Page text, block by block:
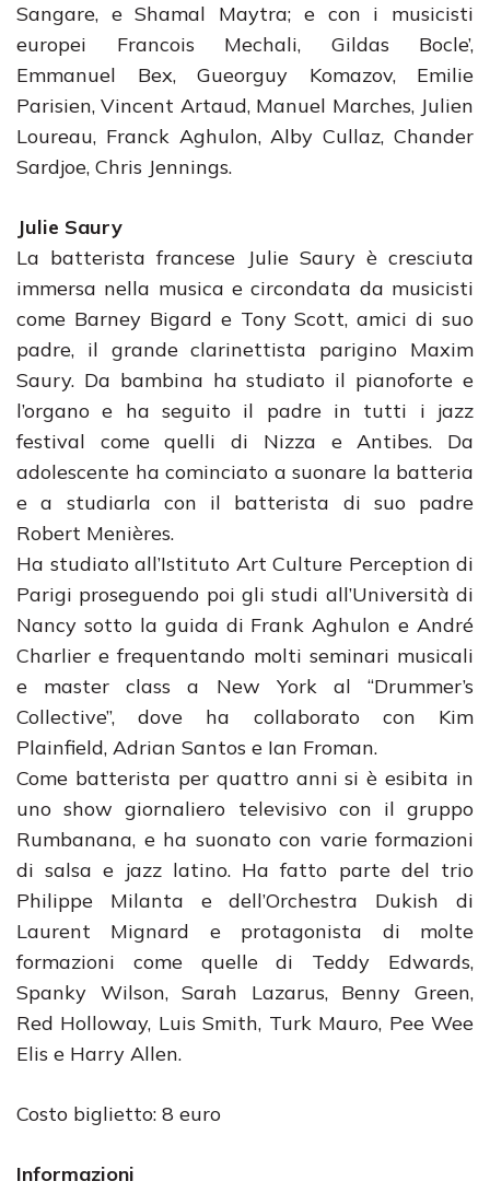
Sangare, e Shamal Maytra; e con i musicisti
europei Francois Mechali, Gildas Bocle’,
Emmanuel Bex, Gueorguy Komazov, Emilie
Parisien, Vincent Artaud, Manuel Marches, Julien
Loureau, Franck Aghulon, Alby Cullaz, Chander
Sardjoe, Chris Jennings.
Julie Saury
La batterista francese Julie Saury è cresciuta
immersa nella musica e circondata da musicisti
come Barney Bigard e Tony Scott, amici di suo
padre, il grande clarinettista parigino Maxim
Saury. Da bambina ha studiato il pianoforte e
l’organo e ha seguito il padre in tutti i jazz
festival come quelli di Nizza e Antibes. Da
adolescente ha cominciato a suonare la batteria
e a studiarla con il batterista di suo padre
Robert Menières.
Ha studiato all’Istituto Art Culture Perception di
Parigi proseguendo poi gli studi all’Università di
Nancy sotto la guida di Frank Aghulon e André
Charlier e frequentando molti seminari musicali
e master class a New York al “Drummer’s
Collective”, dove ha collaborato con Kim
Plainfield, Adrian Santos e Ian Froman.
Come batterista per quattro anni si è esibita in
uno show giornaliero televisivo con il gruppo
Rumbanana, e ha suonato con varie formazioni
di salsa e jazz latino. Ha fatto parte del trio
Philippe Milanta e dell’Orchestra Dukish di
Laurent Mignard e protagonista di molte
formazioni come quelle di Teddy Edwards,
Spanky Wilson, Sarah Lazarus, Benny Green,
Red Holloway, Luis Smith, Turk Mauro, Pee Wee
Elis e Harry Allen.
Costo biglietto: 8 euro
Informazioni